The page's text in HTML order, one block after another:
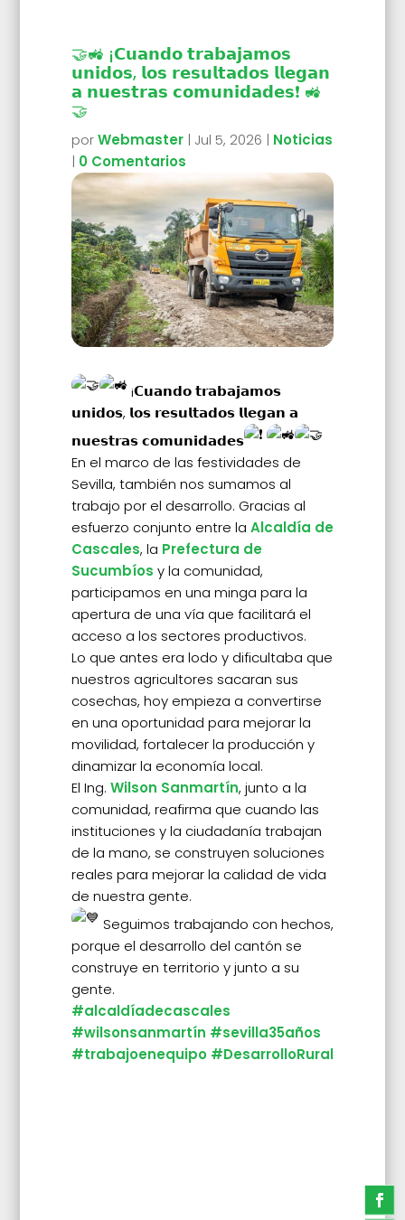
🤝🚜 ¡𝗖𝘂𝗮𝗻𝗱𝗼 𝘁𝗿𝗮𝗯𝗮𝗷𝗮𝗺𝗼𝘀
𝘂𝗻𝗶𝗱𝗼𝘀, 𝗹𝗼𝘀 𝗿𝗲𝘀𝘂𝗹𝘁𝗮𝗱𝗼𝘀 𝗹𝗹𝗲𝗴𝗮𝗻
𝗮 𝗻𝘂𝗲𝘀𝘁𝗿𝗮𝘀 𝗰𝗼𝗺𝘂𝗻𝗶𝗱𝗮𝗱𝗲𝘀❗ 🚜
🤝
porWebmaster| Jul 5, 2026 | Noticias
| 0 Comentarios
¡𝗖𝘂𝗮𝗻𝗱𝗼 𝘁𝗿𝗮𝗯𝗮𝗷𝗮𝗺𝗼𝘀
𝘂𝗻𝗶𝗱𝗼𝘀, 𝗹𝗼𝘀 𝗿𝗲𝘀𝘂𝗹𝘁𝗮𝗱𝗼𝘀 𝗹𝗹𝗲𝗴𝗮𝗻 𝗮
𝗻𝘂𝗲𝘀𝘁𝗿𝗮𝘀 𝗰𝗼𝗺𝘂𝗻𝗶𝗱𝗮𝗱𝗲𝘀
En el marco de las festividades de
Sevilla, también nos sumamos al
trabajo por el desarrollo. Gracias al
esfuerzo conjunto entre la Alcaldía de
Cascales, la Prefectura de
Sucumbíos y la comunidad,
participamos en una minga para la
apertura de una vía que facilitará el
acceso a los sectores productivos.
Lo que antes era lodo y dificultaba que
nuestros agricultores sacaran sus
cosechas, hoy empieza a convertirse
en una oportunidad para mejorar la
movilidad, fortalecer la producción y
dinamizar la economía local.
El Ing. Wilson Sanmartín, junto a la
comunidad, reafirma que cuando las
instituciones y la ciudadanía trabajan
de la mano, se construyen soluciones
reales para mejorar la calidad de vida
de nuestra gente.
Seguimos trabajando con hechos,
porque el desarrollo del cantón se
construye en territorio y junto a su
gente.
#alcaldíadecascales
#wilsonsanmartín #sevilla35años
#trabajoenequipo #DesarrolloRural